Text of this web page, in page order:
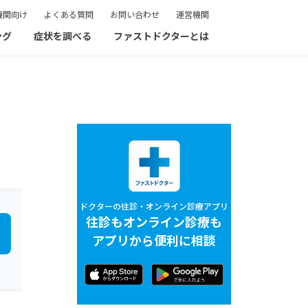
関向け よくある質問 お問い合わせ 運営機関
症状を調べる ファストドクターとは
ドクターの往診・オンライン診療アプリ
往診もオンライン診療も
アプリから便利に相談